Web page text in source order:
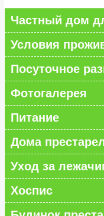
Частный дом
Условия
Посуточное
Фотогалерея
Питание
Дома
Уход за
Хоспис